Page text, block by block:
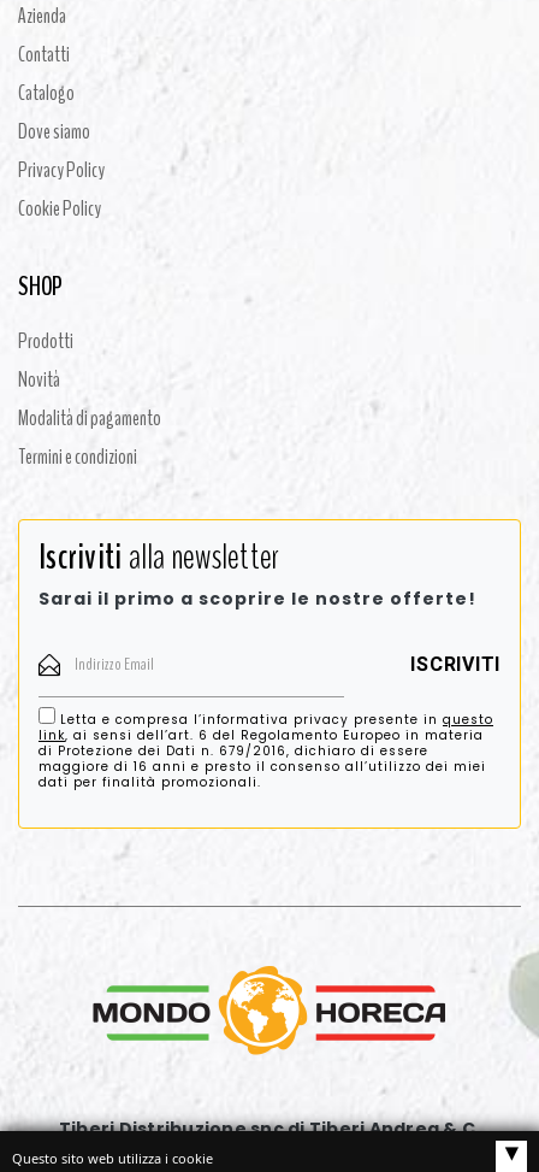
Azienda
Contatti
Catalogo
Dove siamo
Privacy Policy
Cookie Policy
SHOP
Prodotti
Novità
Modalità di pagamento
Termini e condizioni
Iscrivitialla newsletter
Sarai il primo a scoprire le nostre offerte!
Letta e compresa l’informativa privacy presente in questo
link, ai sensi dell’art. 6 del Regolamento Europeo in materia
di Protezione dei Dati n. 679/2016, dichiaro di essere
maggiore di 16 anni e presto il consenso all’utilizzo dei miei
dati per finalità promozionali.
Tiberi Distribuzione snc di Tiberi Andrea & C.
Via G. Rossini, 63
Questo sito web utilizza i cookie ▴